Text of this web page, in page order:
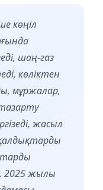
көңіл
шаң-газ
көліктен
мұржалар,
жасыл
2025 жылы